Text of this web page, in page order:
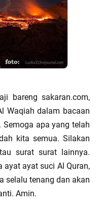
bareng sakaran.com,
Waqiah dalam bacaan
apa yang telah
kita semua. Silakan
surat surat lainnya.
ayat ayat suci Al Quran,
selalu tenang dan akan
Amin.